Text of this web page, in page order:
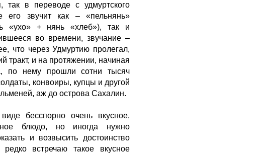
так в переводе с удмуртского
его звучит как – «пельнянь»
«ухо» + нянь «хлеб»), так и
во времени, звучание –
что через Удмуртию пролегал,
тракт, и на протяжении, начиная
по нему прошли сотни тысяч
конвоиры, купцы и другой
аж до острова Сахалин.
бесспорно очень вкусное,
блюдо, но иногда нужно
и возвысить достоинство
встречаю такое вкусное